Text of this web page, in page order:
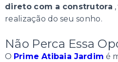
direto com a construtora
realização do seu sonho.
Não Perca Essa
O Prime Atibaia Jardim é